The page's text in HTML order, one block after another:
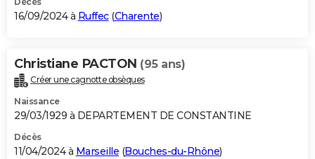
16/09/2024 à Ruffec(Charente)
Christiane PACTON (95 ans)
Créer une cagnotte obsèques
Naissance
29/03/1929 à DEPARTEMENT DE CONSTANTINE
Décès
11/04/2024 à Marseille (Bouches-du-Rhône)